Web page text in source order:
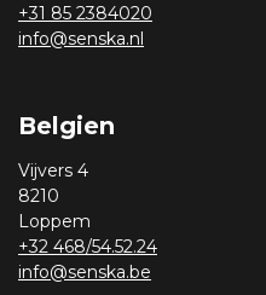
+31 85 2384020
info@senska.nl
Belgien
Vijvers 4
8210
Loppem
+32 468/54.52.24
info@senska.be